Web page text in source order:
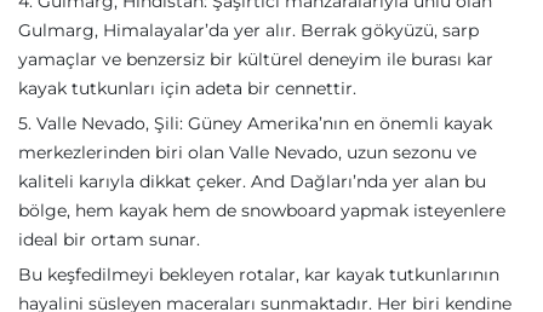
Gulmarg, Himalayalar’da yer alır. Berrak gökyüzü, sarp
yamaçlar ve benzersiz bir kültürel deneyim ile burası kar
kayak tutkunları için adeta bir cennettir.
5. Valle Nevado, Şili: Güney Amerika’nın en önemli kayak
merkezlerinden biri olan Valle Nevado, uzun sezonu ve
kaliteli karıyla dikkat çeker. And Dağları’nda yer alan bu
bölge, hem kayak hem de snowboard yapmak isteyenlere
ideal bir ortam sunar.
Bu keşfedilmeyi bekleyen rotalar, kar kayak tutkunlarının
hayalini süsleyen maceraları sunmaktadır. Her biri kendine